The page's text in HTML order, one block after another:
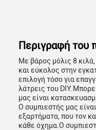
Περιγραφή του
Με βάρος μόλις 8
και εύκολος στην
επιλογή τόσο για
λάτρεις του
μας είναι
Ο συμπιεστής μας
εξαρτήματα, που τον
κάθε όχημα.Ο